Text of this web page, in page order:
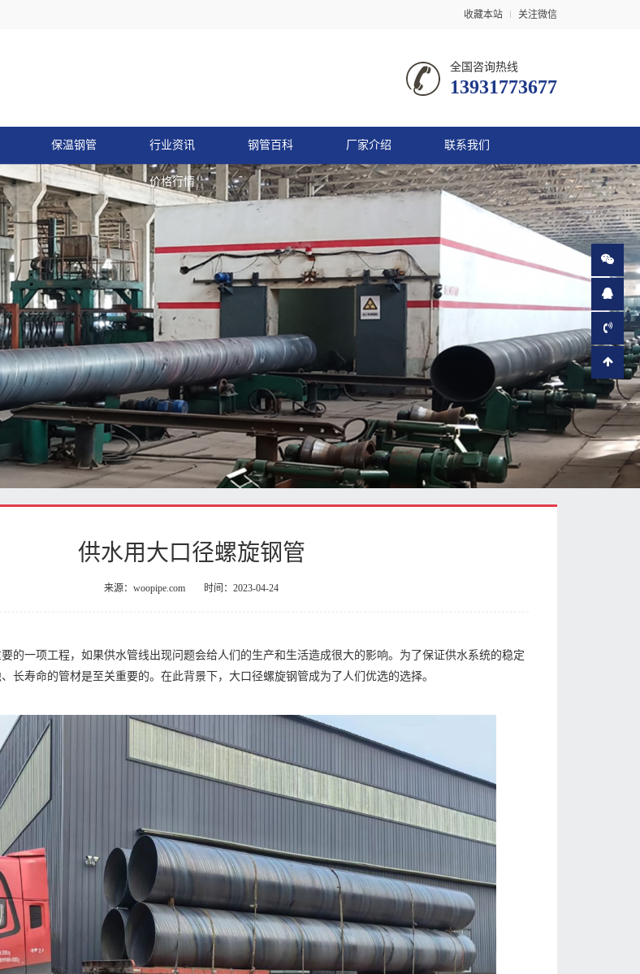
收藏本站 关注微信
全国咨询热线
13931773677
保温钢管 行业资讯
价格行情
钢管百科 厂家介绍 联系我们
供水用大口径螺旋钢管
来源：woopipe.com 时间：2023-04-24
的一项工程，如果供水管线出现问题会给人们的生产和生活造成很大的影响。为了保证供水系统的稳定
长寿命的管材是至关重要的。在此背景下，大口径螺旋钢管成为了人们优选的选择。